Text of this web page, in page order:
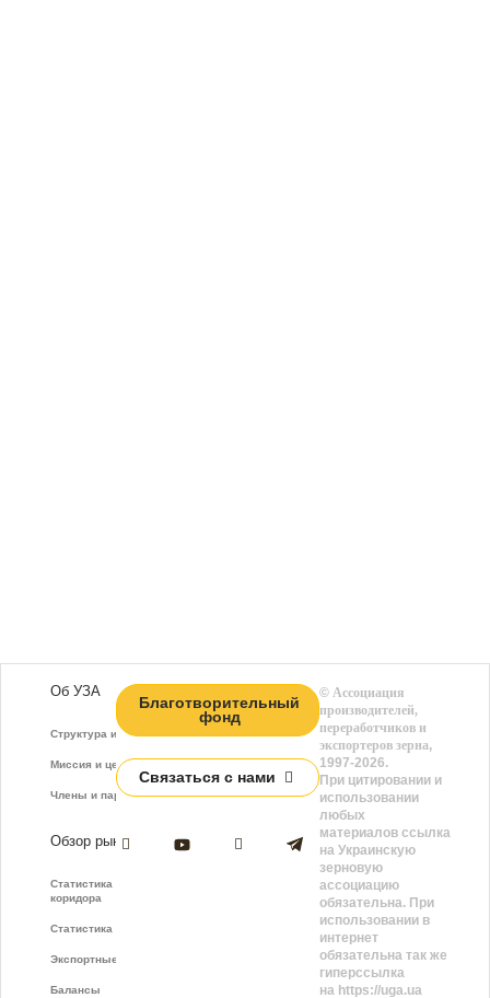
Об УЗА
Структура и функции
Миссия и цели
Члены и партнёры
Обзор рынка
Статистика зернового
коридора
Статистика фрахта
Экспортные показатели
Балансы
Благотворительный
фонд
Связаться с нами
©Ассоциация
производителей,
переработчиков и
экспортеров зерна,
1997-2026.
При цитировании и
использовании
любых
материалов ссылка
на Украинскую
зерновую
ассоциацию
обязательна. При
использовании в
интернет
обязательна так же
гиперссылка
на https://uga.ua